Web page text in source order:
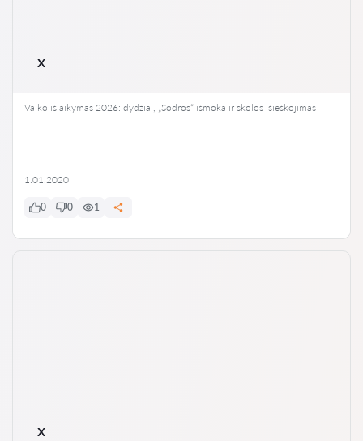
x
Vaiko išlaikymas 2026: dydžiai, „Sodros“ išmoka ir skolos išieškojimas
1.01.2020
0 0 1
x